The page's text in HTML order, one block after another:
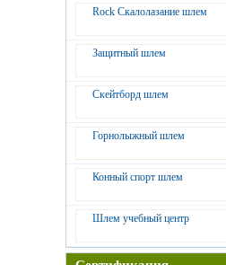
Rock Скалолазание шлем
Защитный шлем
Скейтборд шлем
Горнолыжный шлем
Конный спорт шлем
Шлем учебный центр